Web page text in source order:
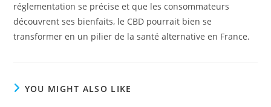
réglementation se précise et que les consommateurs
découvrent ses bienfaits, le CBD pourrait bien se
transformer en un pilier de la santé alternative en France.
YOU MIGHT ALSO LIKE